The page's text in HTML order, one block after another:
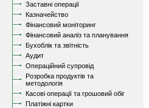
Заставні операції
Казначейство
Фінансовий моніторинг
Фінансовий аналіз та планування
Бухоблік та звітність
Аудит
Операційний супровід
Розробка продуктів та
методологія
Касові операції та грошовий обіг
Платіжні картки